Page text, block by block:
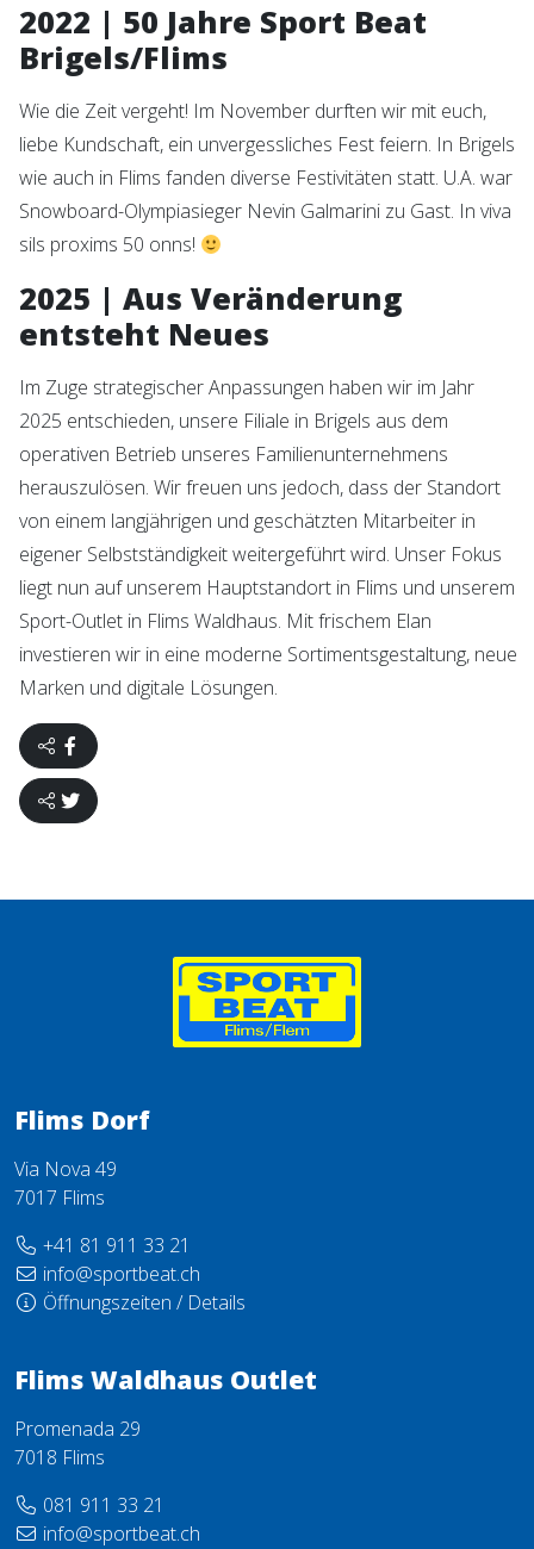
2022 | 50 Jahre Sport Beat
Brigels/Flims
Wie die Zeit vergeht! Im November durften wir mit euch,
liebe Kundschaft, ein unvergessliches Fest feiern. In Brigels
wie auch in Flims fanden diverse Festivitäten statt. U.A. war
Snowboard-Olympiasieger Nevin Galmarini zu Gast. In viva
sils proxims 50 onns!
2025 | Aus Veränderung
entsteht Neues
Im Zuge strategischer Anpassungen haben wir im Jahr
2025 entschieden, unsere Filiale in Brigels aus dem
operativen Betrieb unseres Familienunternehmens
herauszulösen. Wir freuen uns jedoch, dass der Standort
von einem langjährigen und geschätzten Mitarbeiter in
eigener Selbstständigkeit weitergeführt wird. Unser Fokus
liegt nun auf unserem Hauptstandort in Flims und unserem
Sport-Outlet in Flims Waldhaus. Mit frischem Elan
investieren wir in eine moderne Sortimentsgestaltung, neue
Marken und digitale Lösungen.
Flims Dorf
Via Nova 49
7017 Flims
+41 81 911 33 21
info@sportbeat.ch
Öffnungszeiten / Details
Flims Waldhaus Outlet
Promenada 29
7018 Flims
081 911 33 21
info@sportbeat.ch